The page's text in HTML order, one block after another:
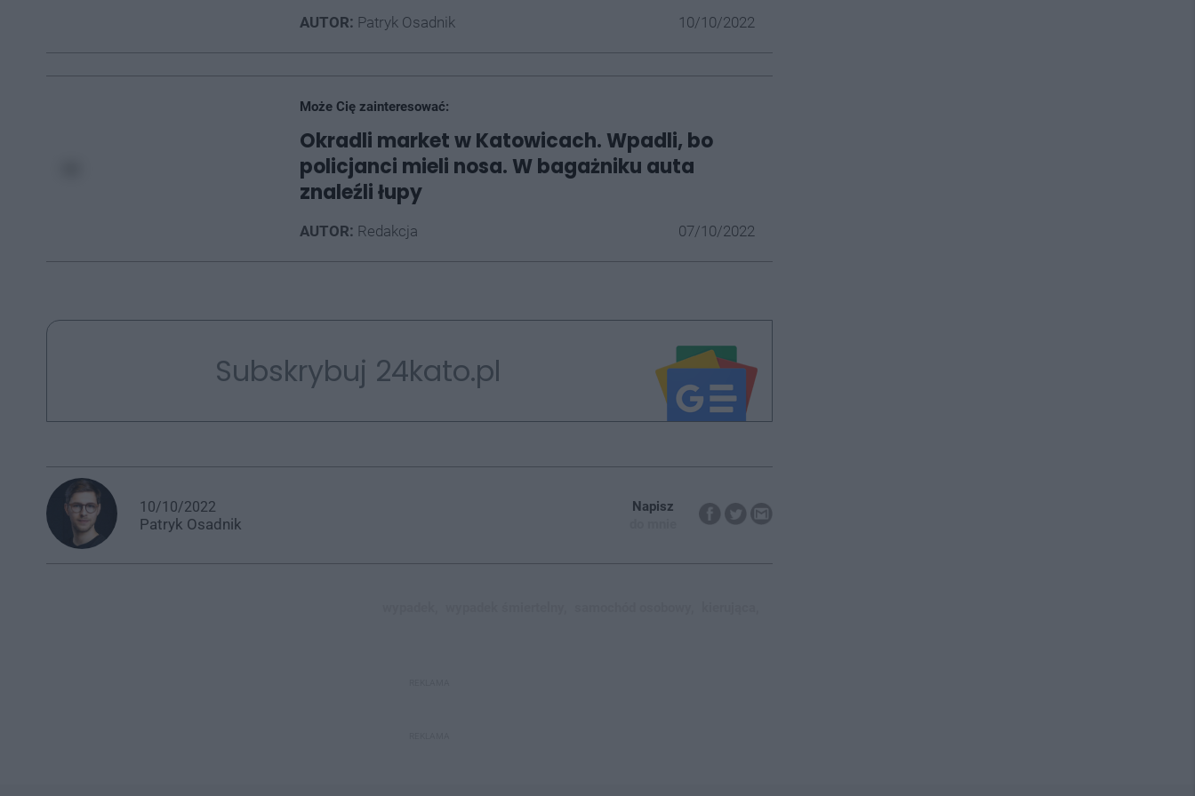
AUTOR: Patryk Osadnik 10/10/2022
Może Cię zainteresować:
Okradli market w Katowicach. Wpadli, bo
policjanci mieli nosa. W bagażniku auta
znaleźli łupy
AUTOR: Redakcja 07/10/2022
Subskrybuj 24kato.pl
10/10/2022
Patryk Osadnik
Napisz